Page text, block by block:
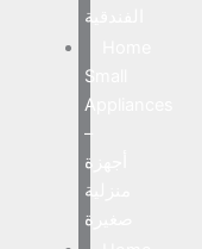
الفندقية
Small
Appliances
–
أجهزة
منزلية
صغيرة